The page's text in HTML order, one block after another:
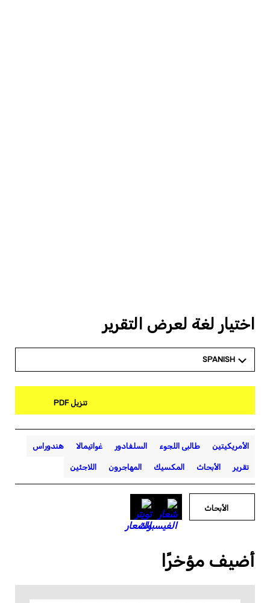
اختيار لغة لعرض التقرير
SPANISH
تنزيل PDF
الأمريكيتين طالبى اللجوء السلفادور غواتيمالا هندوراس
تقرير الأبحاث المكسيك المهاجرون اللاجئين
الأبحاث
أضيف مؤخرًا